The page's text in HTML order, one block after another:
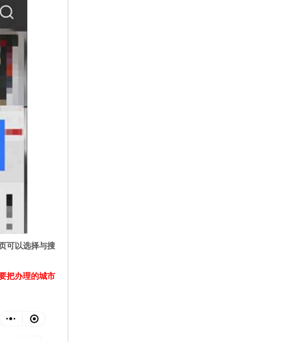
可以选择与搜
把办理的城市